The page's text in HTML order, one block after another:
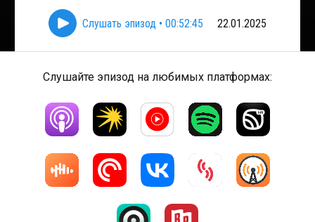
Слушать эпизод • 00:52:45 22.01.2025
Слушайте эпизод на любимых платформах: